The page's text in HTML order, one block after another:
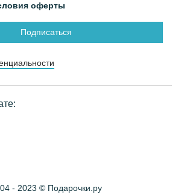
оферты
Подписаться
- 2023 © Подарочки.ру